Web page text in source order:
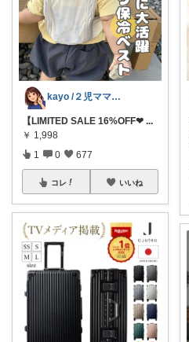
kayo /２児ママ・子育てグッズ🌿
【LIMITED SALE 16%OFF❤ ...
￥ 1,998
1 0 677
コレ いいね